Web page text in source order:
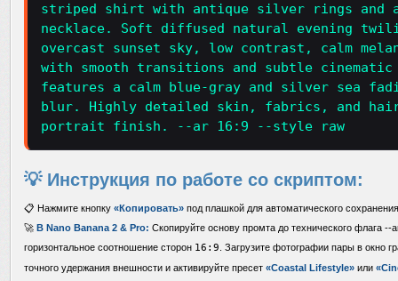
striped shirt with antique silver rings and
necklace. Soft diffused natural evening
overcast sunset sky, low contrast, calm
with smooth transitions and subtle cinematic
features a calm blue-gray and silver sea
blur. Highly detailed skin, fabrics, and
portrait finish. --ar 16:9 --style raw
💡 Инструкция по работе со скриптом:
📋 Нажмите кнопку «Копировать» под плашкой для автоматического
🚀 В Nano Banana 2 & Pro: Скопируйте основу промта до технического флага --
горизонтальное соотношение сторон 16:9 . Загрузите фотографии пары в окно
точного удержания внешности и активируйте пресет «Coastal Lifestyle» или